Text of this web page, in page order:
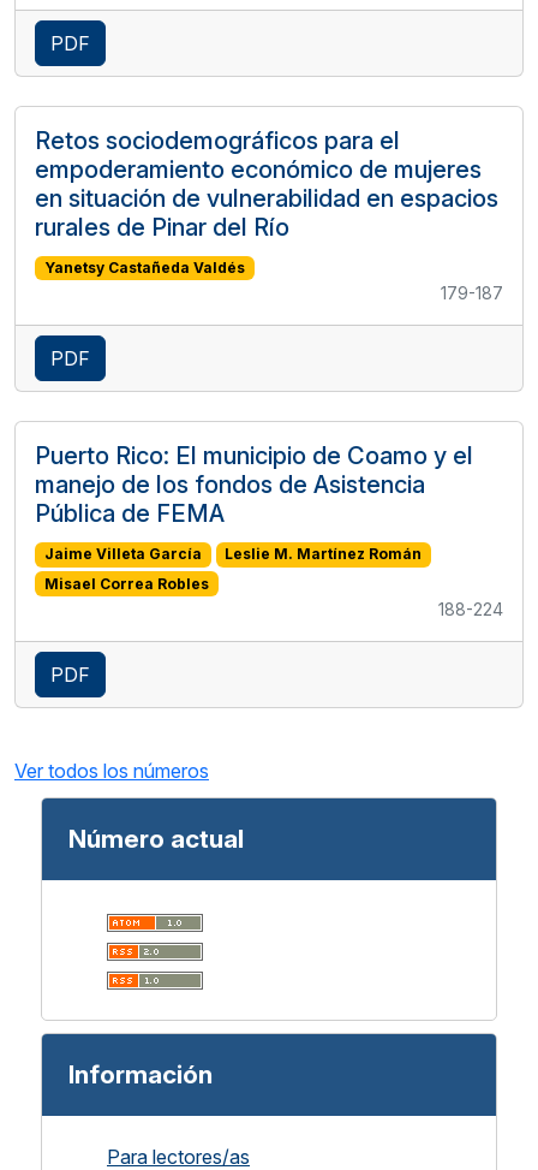
PDF
Retos sociodemográficos para el
empoderamiento económico de mujeres
en situación de vulnerabilidad en espacios
rurales de Pinar del Río
Yanetsy Castañeda Valdés
179-187
PDF
Puerto Rico: El municipio de Coamo y el
manejo de los fondos de Asistencia
Pública de FEMA
Jaime Villeta García
Leslie M. Martínez Román
Misael Correa Robles
188-224
PDF
Ver todos los números
Número actual
Información
Para lectores/as